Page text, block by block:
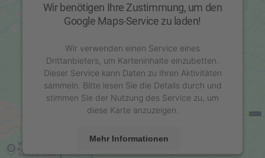
Wir benötigen Ihre Zustimmung, um den
Google Maps-Service zu laden!
Wir verwenden einen Service eines
Drittanbieters, um Karteninhalte einzubetten.
Dieser Service kann Daten zu Ihren Aktivitäten
sammeln. Bitte lesen Sie die Details durch und
stimmen Sie der Nutzung des Service zu, um
diese Karte anzuzeigen.
Mehr Informationen